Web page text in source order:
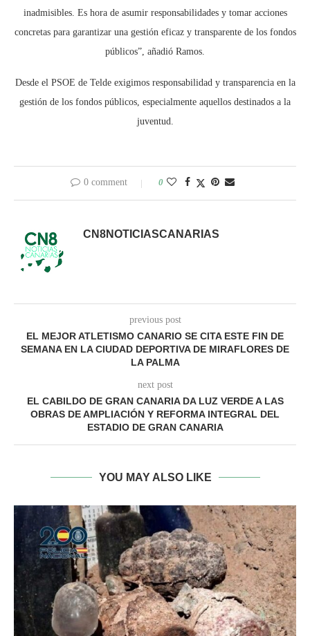
inadmisibles. Es hora de asumir responsabilidades y tomar acciones
concretas para garantizar una gestión eficaz y transparente de los fondos
públicos”, añadió Ramos.
Desde el PSOE de Telde exigimos responsabilidad y transparencia en la
gestión de los fondos públicos, especialmente aquellos destinados a la
juventud.
0 comment 0
CN8NOTICIASCANARIAS
previous post
EL MEJOR ATLETISMO CANARIO SE CITA ESTE FIN DE
SEMANA EN LA CIUDAD DEPORTIVA DE MIRAFLORES DE
LA PALMA
next post
EL CABILDO DE GRAN CANARIA DA LUZ VERDE A LAS
OBRAS DE AMPLIACIÓN Y REFORMA INTEGRAL DEL
ESTADIO DE GRAN CANARIA
YOU MAY ALSO LIKE